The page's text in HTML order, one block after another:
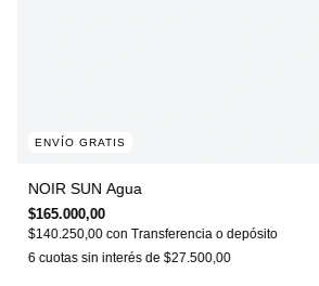
ENVÍO GRATIS
NOIR SUN Agua
$165.000,00
$140.250,00 con Transferencia o depósito
6 cuotas sin interés de $27.500,00